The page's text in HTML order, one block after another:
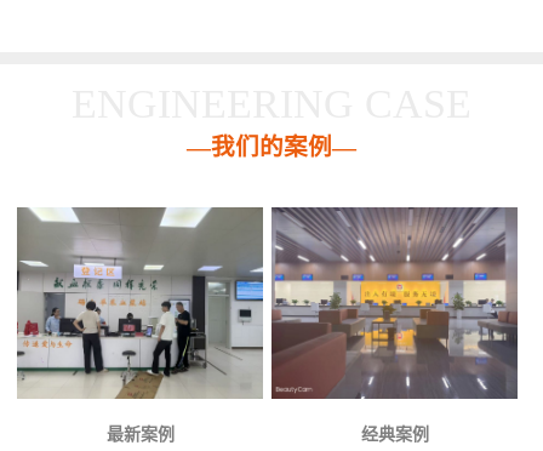
—我们的案例—
最新案例 经典案例